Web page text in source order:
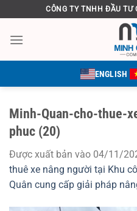
qua
nội
CÔNG TY TNHH ĐẦU TƯ
ENGLISH
Minh-Quan-cho-thue-
phuc (20)
Được xuất bản vào 04/11/
thuê xe nâng người tại Khu
Quân cung cấp giải pháp